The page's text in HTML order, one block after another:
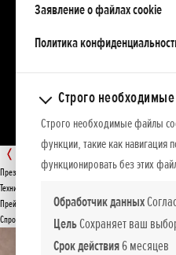
Заявление о файлах cookie
Политика
Строго необходимые
Строго необходимые файлы
функции, такие как навигация
функционировать без этих
Обработчик данных
ЦельСохраняет ваш
Срок действия6 месяцев
EU 30 iS
Презентация
Технические данные
Прейскурант
Спросите подробнее